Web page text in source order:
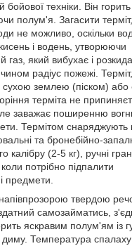
техніки. Він
полум'я. Загасити
не можливо, оскільки
і водень, утворюючи
газ, який вибухає і
радіус пожежі.
сухою землею (піском)
терміта не
заважає поширенню
Термітом снаряджують
та бронебійно-
калібру (2-5 кг), ручні
потрібно підпалити
предмети.
твердою
самозайматись,
яскравим полум'ям із
диму. Температура спалаху